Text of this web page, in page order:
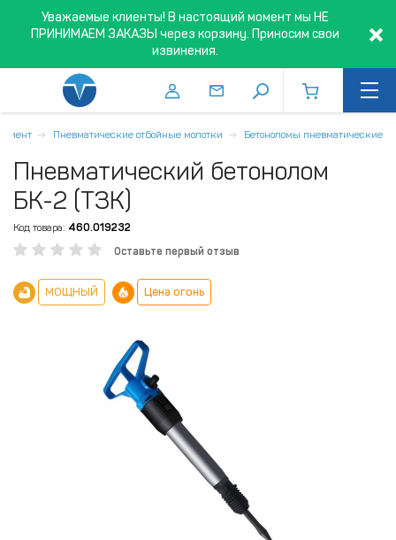
Уважаемые клиенты! В настоящий момент мы НЕ
ПРИНИМАЕМ ЗАКАЗЫ через корзину. Приносим свои
извинения.
Пневматические отбойные молотки Бетоноломы пневматические
Пневматический бетонолом
БК-2 (ТЗК)
Код товара: 460.019232
Оставьте первый отзыв
МОЩНЫЙ Цена огонь